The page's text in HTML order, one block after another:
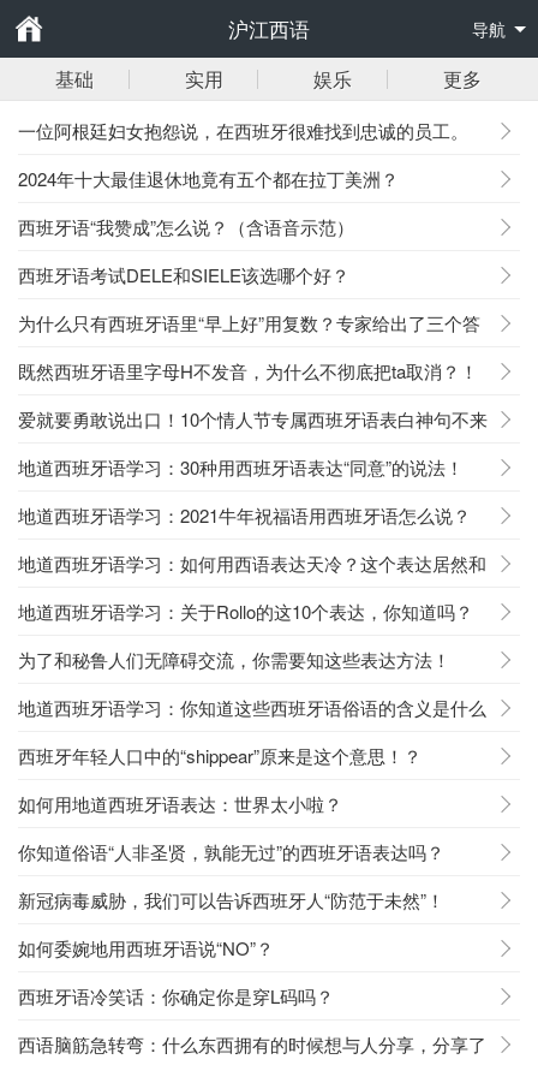
沪江西语 导航
基础 实用 娱乐 更多
一位阿根廷妇女抱怨说，在西班牙很难找到忠诚的员工。
2024年十大最佳退休地竟有五个都在拉丁美洲？
西班牙语“我赞成”怎么说？（含语音示范）
西班牙语考试DELE和SIELE该选哪个好？
为什么只有西班牙语里“早上好”用复数？专家给出了三个答
案……
既然西班牙语里字母H不发音，为什么不彻底把ta取消？！
爱就要勇敢说出口！10个情人节专属西班牙语表白神句不来
学学吗？
地道西班牙语学习：30种用西班牙语表达“同意”的说法！
地道西班牙语学习：2021牛年祝福语用西班牙语怎么说？
地道西班牙语学习：如何用西语表达天冷？这个表达居然和
企鹅有关！
地道西班牙语学习：关于Rollo的这10个表达，你知道吗？
为了和秘鲁人们无障碍交流，你需要知这些表达方法！
地道西班牙语学习：你知道这些西班牙语俗语的含义是什么
吗？
西班牙年轻人口中的“shippear”原来是这个意思！？
如何用地道西班牙语表达：世界太小啦？
你知道俗语“人非圣贤，孰能无过”的西班牙语表达吗？
新冠病毒威胁，我们可以告诉西班牙人“防范于未然”！
如何委婉地用西班牙语说“NO”？
西班牙语冷笑话：你确定你是穿L码吗？
西语脑筋急转弯：什么东西拥有的时候想与人分享，分享了